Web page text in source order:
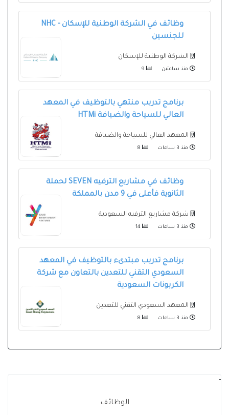
وظائف في الشركة الوطنية للإسكان - NHC
للجنسين
الشركة الوطنية للإسكان
منذ ساعتين
برنامج تدريب منتهي بالتوظيف في المعهد
العالي للسياحة والضيافة HTMi
المعهد العالي للسياحة والضيافة
منذ 3 ساعات
وظائف في مشاريع الترفيه SEVEN لحملة
الثانوية فأعلى في 9 مدن بالمملكة
شركة مشاريع الترفيه السعودية
منذ 3 ساعات
برنامج تدريب مبتدىء بالتوظيف في المعهد
السعودي التقني للتعدين بالتعاون مع شركة
الكربونات السعودية
المعهد السعودي التقني للتعدين
منذ 3 ساعات
-
الوظائف